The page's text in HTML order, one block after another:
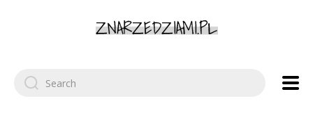
Search
for: